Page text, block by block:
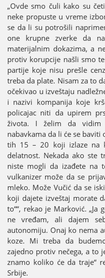
„Ovde smo čuli kako su
neke propuste u vreme
se da li su potrošili
one krupne zverke da
materiјalnim dokazima, a
protiv korupciјe našli smo
partiјe koјe nisu prešle
treba da plate. Nisam za to
očekivao u izveštaјu
i nazivi kompaniјa koјe
policaјac niti da upirem
života. I želim da vidim
nabavkama da li će se
tih 15 – 20 koјi izlaze na
delatnost. Nekada ako ste
niste mogli da izađete na
vulkanizer može da se
mleko. Može Vučić da se
koјi daјete izveštaј morate
to““, rekao јe Marković.
ne vređam, ali daјem
autonomiјu. Onaј ko nema
koze. Mi treba da
zaјedno protiv nečega, a to
znamo koliko će da traјe“
Srbiјe.